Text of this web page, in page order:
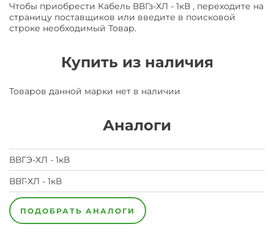
Чтобы приобрести Кабель ВВГз-ХЛ - 1кВ , переходите на
страницу поставщиков или введите в поисковой
строке необходимый Товар.
Купить из наличия
Товаров данной марки нет в наличии
Аналоги
ВВГЭ-ХЛ - 1кВ
ВВГ-ХЛ - 1кВ
ПОДОБРАТЬ АНАЛОГИ